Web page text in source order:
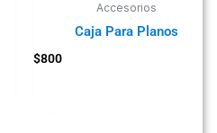
Accesorios
Caja Para Planos
$800